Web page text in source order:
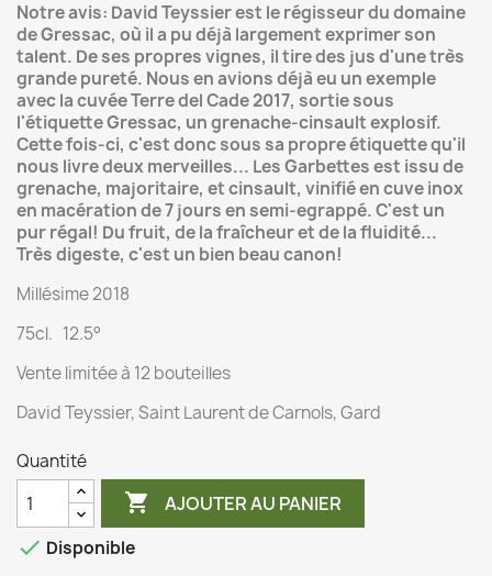
Notre avis: David Teyssier est le régisseur du domaine
de Gressac, où il a pu déjà largement exprimer son
talent. De ses propres vignes, il tire des jus d'une très
grande pureté. Nous en avions déjà eu un exemple
avec la cuvée Terre del Cade 2017, sortie sous
l'étiquette Gressac, un grenache-cinsault explosif.
Cette fois-ci, c'est donc sous sa propre étiquette qu'il
nous livre deux merveilles... Les Garbettes est issu de
grenache, majoritaire, et cinsault, vinifié en cuve inox
en macération de 7 jours en semi-egrappé. C'est un
pur régal! Du fruit, de la fraîcheur et de la fluidité...
Très digeste, c'est un bien beau canon!
Millésime 2018
75cl. 12.5°
Vente limitée à 12 bouteilles
David Teyssier, Saint Laurent de Carnols, Gard
Quantité
 AJOUTER AU PANIER
 Disponible